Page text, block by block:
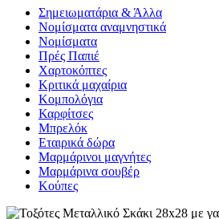
Σημειωματάρια & Άλλα
Νομίσματα αναμνηστικά
Νομίσματα
Πρές Παπιέ
Χαρτοκόπτες
Κριτικά μαχαίρια
Κομπολόγια
Καρφίτσες
Μπρελόκ
Εταιρικά δώρα
Μαρμάρινοι μαγνήτες
Μαρμάρινα σουβέρ
Κούπες